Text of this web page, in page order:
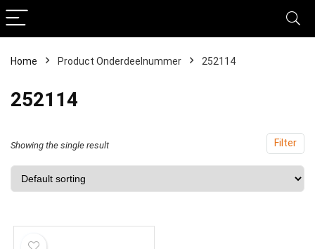
Home Product Onderdeelnummer ‎252114
‎252114
Filter
Showing the single result